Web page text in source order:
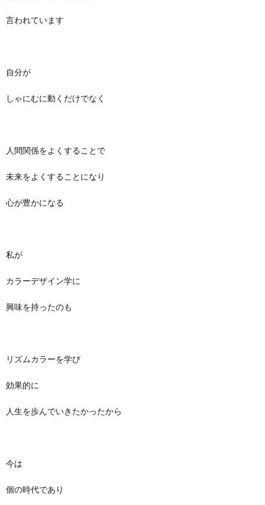
言われています
自分が
しゃにむに動くだけでなく
人間関係をよくすることで
未来をよくすることになり
心が豊かになる
私が
カラーデザイン学に
興味を持ったのも
リズムカラーを学び
効果的に
人生を歩んでいきたかったから
今は
個の時代であり